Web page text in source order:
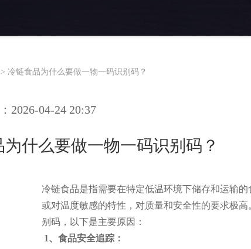
> 冷链食品为什么要做一物一码识别码？
2026-04-24 20:37
为什么要做一物一码识别码？
冷链食品是指需要在特定低温环境下储存和运输
或对温度敏感的特性，对质量和安全性的要求极
别码，以下是主要原因：
1、食品安全追踪：